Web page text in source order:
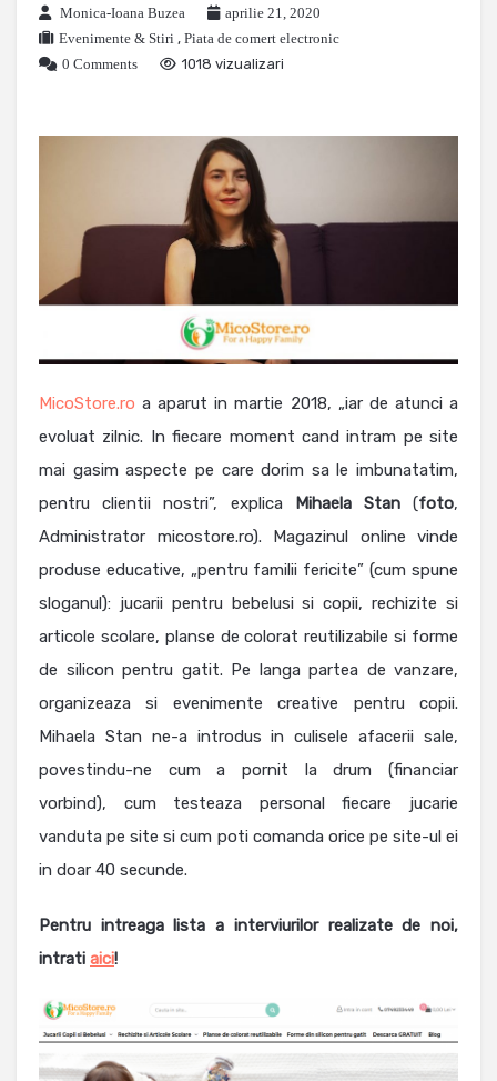
Monica-Ioana Buzea
aprilie 21, 2020
Evenimente & Stiri , Piata de comert electronic
0 Comments
1018 vizualizari
MicoStore.ro a aparut in martie 2018, „iar de atunci a
evoluat zilnic. In fiecare moment cand intram pe site
mai gasim aspecte pe care dorim sa le imbunatatim,
pentru clientii nostri”, explica Mihaela Stan(foto,
Administrator micostore.ro). Magazinul online vinde
produse educative, „pentru familii fericite” (cum spune
sloganul): jucarii pentru bebelusi si copii, rechizite si
articole scolare, planse de colorat reutilizabile si forme
de silicon pentru gatit. Pe langa partea de vanzare,
organizeaza si evenimente creative pentru copii.
Mihaela Stan ne-a introdus in culisele afacerii sale,
povestindu-ne cum a pornit la drum (financiar
vorbind), cum testeaza personal fiecare jucarie
vanduta pe site si cum poti comanda orice pe site-ul ei
in doar 40 secunde.
Pentru intreaga lista a interviurilor realizate de noi,
intrati aici!